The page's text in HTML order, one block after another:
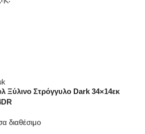
Ξύλινο Στρόγγυλο Dark 34×14εκ
διαθέσιμο